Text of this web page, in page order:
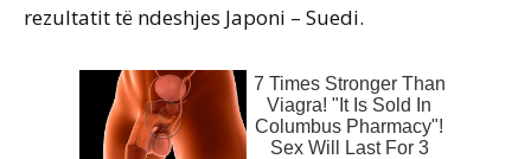
rezultatit të ndeshjes Japoni – Suedi.